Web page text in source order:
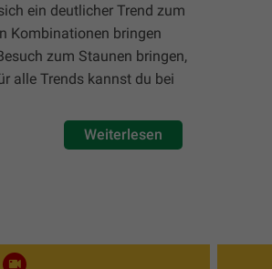
ein deutlicher Trend zum
Kombinationen bringen
zum Staunen bringen,
alle Trends kannst du bei
Weiterlesen